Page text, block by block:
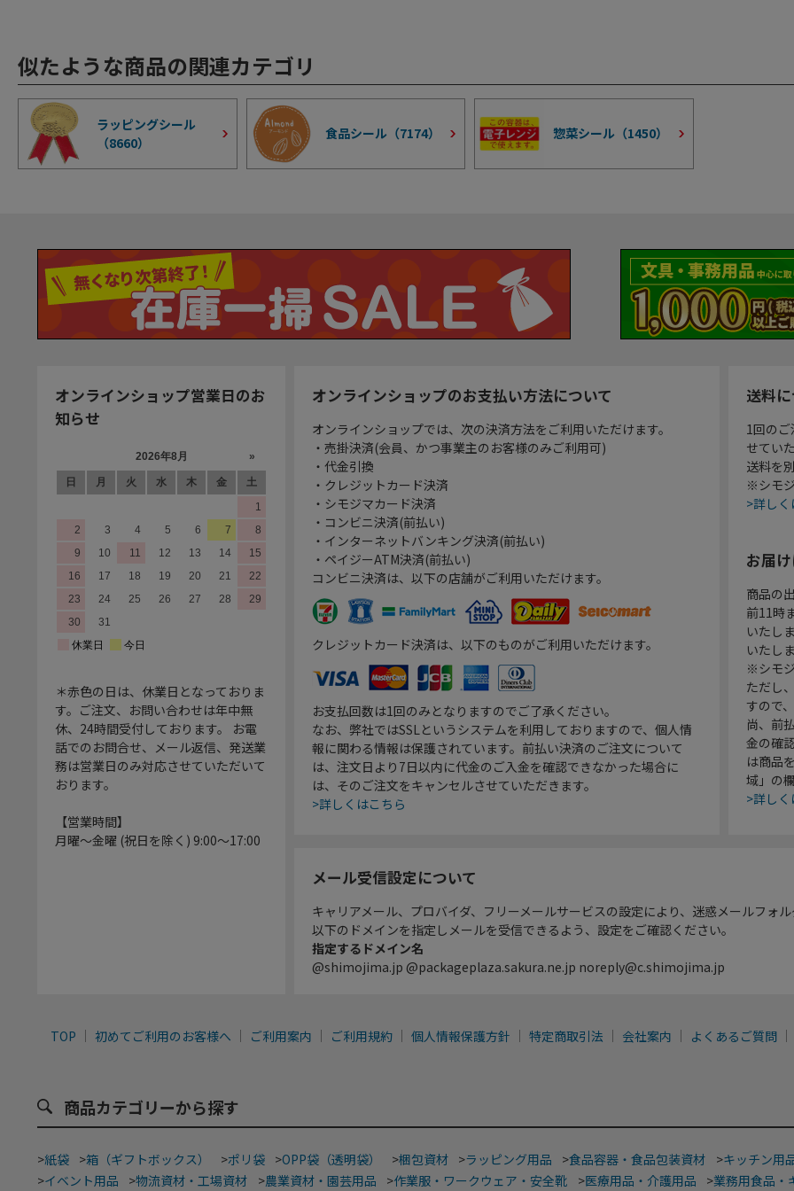
似たような商品の関連カテゴリ
ラッピングシール
（8660）
食品シール（7174） 惣菜シール（1450）
オンラインショップ営業日のお
知らせ
＊赤色の日は、休業日となっておりま
す。ご注文、お問い合わせは年中無
休、24時間受付しております。 お電
話でのお問合せ、メール返信、発送業
務は営業日のみ対応させていただいて
おります。
【営業時間】
月曜～金曜 (祝日を除く) 9:00～17:00
オンラインショップのお支払い方法について
オンラインショップでは、次の決済方法をご利用いただけます。
・売掛決済(会員、かつ事業主のお客様のみご利用可)
・代金引換
・クレジットカード決済
・シモジマカード決済
・コンビニ決済(前払い)
・インターネットバンキング決済(前払い)
・ペイジーATM決済(前払い)
コンビニ決済は、以下の店舗がご利用いただけます。
クレジットカード決済は、以下のものがご利用いただけます。
お支払回数は1回のみとなりますのでご了承ください。
なお、弊社ではSSLというシステムを利用しておりますので、個人情
報に関わる情報は保護されています。前払い決済のご注文について
は、注文日より7日以内に代金のご入金を確認できなかった場合に
は、そのご注文をキャンセルさせていただきます。
>詳しくはこちら
送料
1回の
せてい
送料を
※シモ
>詳し
お届
商品の
前11時
いたし
いたし
※シモ
ただし
すので
尚、前
金の確
は商品
域」の
>詳し
メール受信設定について
キャリアメール、プロバイダ、フリーメールサービスの設定により、迷惑メールフォ
以下のドメインを指定しメールを受信できるよう、設定をご確認ください。
指定するドメイン名
@shimojima.jp @packageplaza.sakura.ne.jp noreply@c.shimojima.jp
TOP 初めてご利用のお客様へ ご利用案内 ご利用規約 個人情報保護方針 特定商取引法 会社案内 よくあるご質問
商品カテゴリーから探す
>紙袋 >箱（ギフトボックス） >ポリ袋 >OPP袋（透明袋） >梱包資材 >ラッピング用品 >食品容器・食品包装資材 >キッチン用
>イベント用品 >物流資材・工場資材 >農業資材・園芸用品 >作業服・ワークウェア・安全靴 >医療用品・介護用品 >業務用食品・